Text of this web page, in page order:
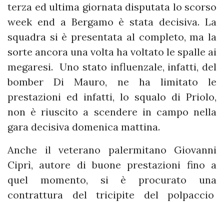
terza ed ultima giornata disputata lo scorso
week end a Bergamo è stata decisiva. La
squadra si è presentata al completo, ma la
sorte ancora una volta ha voltato le spalle ai
megaresi. Uno stato influenzale, infatti, del
bomber Di Mauro, ne ha limitato le
prestazioni ed infatti, lo squalo di Priolo,
non è riuscito a scendere in campo nella
gara decisiva domenica mattina.
Anche il veterano palermitano Giovanni
Ciprì, autore di buone prestazioni fino a
quel momento, si è procurato una
contrattura del tricipite del polpaccio